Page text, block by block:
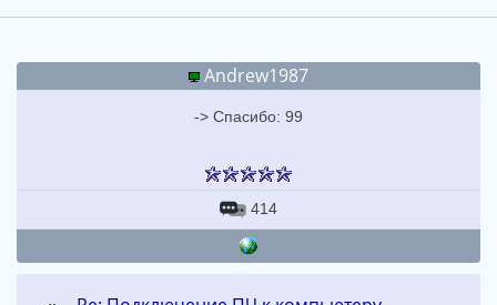
Andrew1987
-> Спасибо: 99
414